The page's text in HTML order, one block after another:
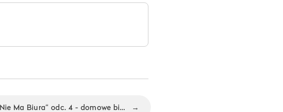
Podcast “Nie Ma Biura“ odc. 4 - domowe biuro Michała →